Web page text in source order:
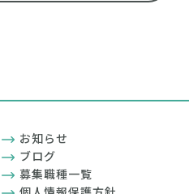
お知らせ
ブログ
募集職種一覧